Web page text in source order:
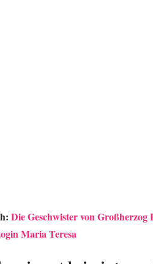
Die Geschwister von Großherzog
Maria Teresa